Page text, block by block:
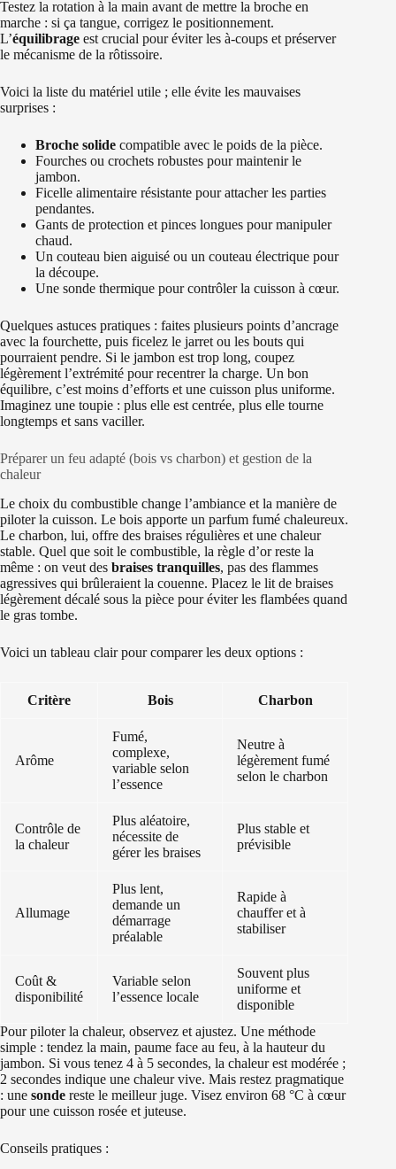
Testez la rotation à la main avant de mettre la broche en
marche : si ça tangue, corrigez le positionnement.
L’équilibrage est crucial pour éviter les à-coups et préserver
le mécanisme de la rôtissoire.
Voici la liste du matériel utile ; elle évite les mauvaises
surprises :
Broche solide compatible avec le poids de la pièce.
Fourches ou crochets robustes pour maintenir le
jambon.
Ficelle alimentaire résistante pour attacher les parties
pendantes.
Gants de protection et pinces longues pour manipuler
chaud.
Un couteau bien aiguisé ou un couteau électrique pour
la découpe.
Une sonde thermique pour contrôler la cuisson à cœur.
Quelques astuces pratiques : faites plusieurs points d’ancrage
avec la fourchette, puis ficelez le jarret ou les bouts qui
pourraient pendre. Si le jambon est trop long, coupez
légèrement l’extrémité pour recentrer la charge. Un bon
équilibre, c’est moins d’efforts et une cuisson plus uniforme.
Imaginez une toupie : plus elle est centrée, plus elle tourne
longtemps et sans vaciller.
Préparer un feu adapté (bois vs charbon) et gestion de la
chaleur
Le choix du combustible change l’ambiance et la manière de
piloter la cuisson. Le bois apporte un parfum fumé chaleureux.
Le charbon, lui, offre des braises régulières et une chaleur
stable. Quel que soit le combustible, la règle d’or reste la
même : on veut des braises tranquilles, pas des flammes
agressives qui brûleraient la couenne. Placez le lit de braises
légèrement décalé sous la pièce pour éviter les flambées quand
le gras tombe.
Voici un tableau clair pour comparer les deux options :
Critère Bois Charbon
Arôme
Fumé,
complexe,
variable selon
l’essence
Neutre à
légèrement fumé
selon le charbon
Contrôle de
la chaleur
Plus aléatoire,
nécessite de
gérer les braises
Plus stable et
prévisible
Allumage
Plus lent,
demande un
démarrage
préalable
Rapide à
chauffer et à
stabiliser
Coût &
disponibilité
Variable selon
l’essence locale
Souvent plus
uniforme et
disponible
Pour piloter la chaleur, observez et ajustez. Une méthode
simple : tendez la main, paume face au feu, à la hauteur du
jambon. Si vous tenez 4 à 5 secondes, la chaleur est modérée ;
2 secondes indique une chaleur vive. Mais restez pragmatique
: une sonde reste le meilleur juge. Visez environ 68 °C à cœur
pour une cuisson rosée et juteuse.
Conseils pratiques :